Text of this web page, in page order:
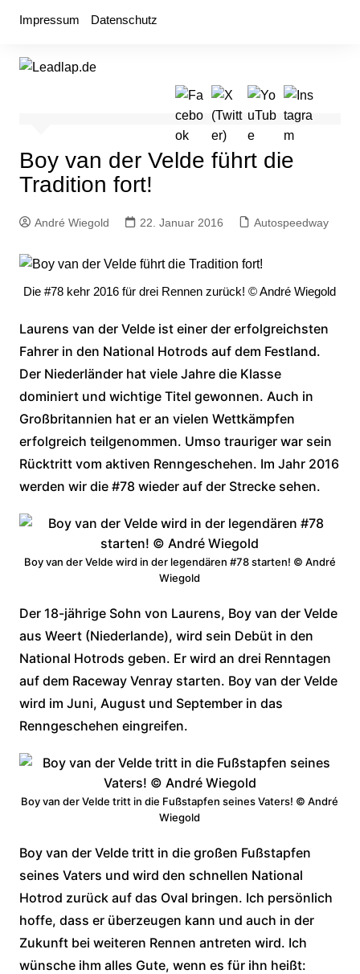
Impressum Datenschutz
Boy van der Velde führt die
Tradition fort!
André Wiegold 22. Januar 2016 Autospeedway
Die #78 kehr 2016 für drei Rennen zurück! © André Wiegold
Laurens van der Velde ist einer der erfolgreichsten
Fahrer in den National Hotrods auf dem Festland.
Der Niederländer hat viele Jahre die Klasse
dominiert und wichtige Titel gewonnen. Auch in
Großbritannien hat er an vielen Wettkämpfen
erfolgreich teilgenommen. Umso trauriger war sein
Rücktritt vom aktiven Renngeschehen. Im Jahr 2016
werden wir die #78 wieder auf der Strecke sehen.
Boy van der Velde wird in der legendären #78 starten! © André
Wiegold
Der 18-jährige Sohn von Laurens, Boy van der Velde
aus Weert (Niederlande), wird sein Debüt in den
National Hotrods geben. Er wird an drei Renntagen
auf dem Raceway Venray starten. Boy van der Velde
wird im Juni, August und September in das
Renngeschehen eingreifen.
Boy van der Velde tritt in die Fußstapfen seines Vaters! © André
Wiegold
Boy van der Velde tritt in die großen Fußstapfen
seines Vaters und wird den schnellen National
Hotrod zurück auf das Oval bringen. Ich persönlich
hoffe, dass er überzeugen kann und auch in der
Zukunft bei weiteren Rennen antreten wird. Ich
wünsche ihm alles Gute, wenn es für ihn heißt: